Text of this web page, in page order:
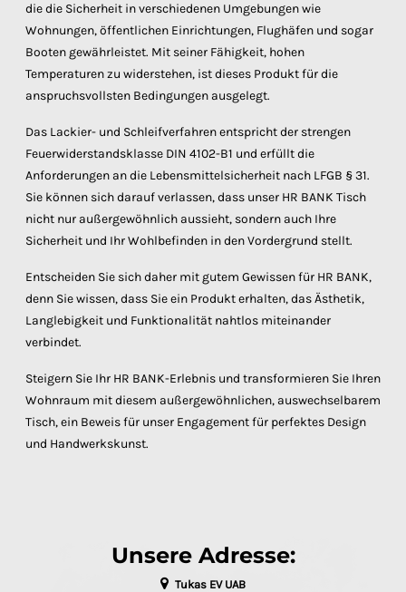
die die Sicherheit in verschiedenen Umgebungen wie
Wohnungen, öffentlichen Einrichtungen, Flughäfen und sogar
Booten gewährleistet. Mit seiner Fähigkeit, hohen
Temperaturen zu widerstehen, ist dieses Produkt für die
anspruchsvollsten Bedingungen ausgelegt.
Das Lackier- und Schleifverfahren entspricht der strengen
Feuerwiderstandsklasse DIN 4102-B1 und erfüllt die
Anforderungen an die Lebensmittelsicherheit nach LFGB § 31.
Sie können sich darauf verlassen, dass unser HR BANK Tisch
nicht nur außergewöhnlich aussieht, sondern auch Ihre
Sicherheit und Ihr Wohlbefinden in den Vordergrund stellt.
Entscheiden Sie sich daher mit gutem Gewissen für HR BANK,
denn Sie wissen, dass Sie ein Produkt erhalten, das Ästhetik,
Langlebigkeit und Funktionalität nahtlos miteinander
verbindet.
Steigern Sie Ihr HR BANK-Erlebnis und transformieren Sie Ihren
Wohnraum mit diesem außergewöhnlichen, auswechselbarem
Tisch, ein Beweis für unser Engagement für perfektes Design
und Handwerkskunst.
Unsere Adresse:
Tukas EV UAB